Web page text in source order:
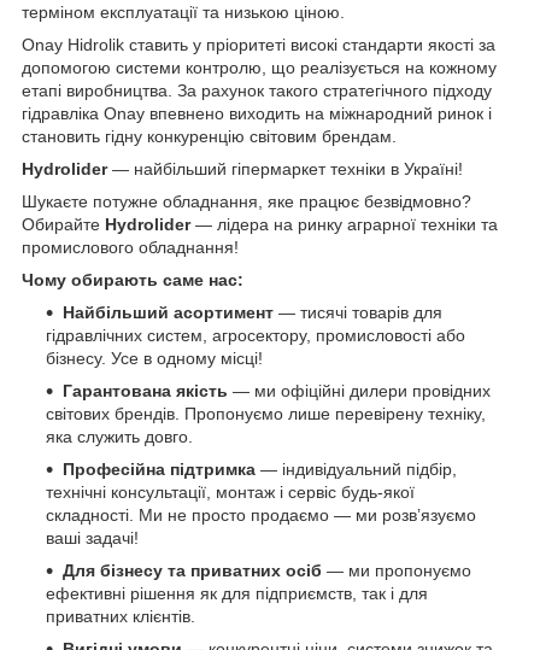
терміном експлуатації та низькою ціною.
Onay Hidrolik ставить у пріоритеті високі стандарти якості за
допомогою системи контролю, що реалізується на кожному
етапі виробництва. За рахунок такого стратегічного підходу
гідравліка Onay впевнено виходить на міжнародний ринок і
становить гідну конкуренцію світовим брендам.
Hydrolider— найбільший гіпермаркет техніки в Україні!
Шукаєте потужне обладнання, яке працює безвідмовно?
Обирайте Hydrolider— лідера на ринку аграрної техніки та
промислового обладнання!
Чому обирають саме нас:
Найбільший асортимент — тисячі товарів для
гідравлічних систем, агросектору, промисловості або
бізнесу. Усе в одному місці!
Гарантована якість — ми офіційні дилери провідних
світових брендів. Пропонуємо лише перевірену техніку,
яка служить довго.
Професійна підтримка — індивідуальний підбір,
технічні консультації, монтаж і сервіс будь-якої
складності. Ми не просто продаємо — ми розв’язуємо
ваші задачі!
Для бізнесу та приватних осіб — ми пропонуємо
ефективні рішення як для підприємств, так і для
приватних клієнтів.